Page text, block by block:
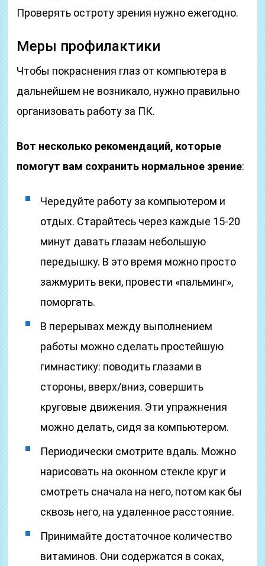
Проверять остроту зрения нужно ежегодно.
Меры профилактики
Чтобы покраснения глаз от компьютера в
дальнейшем не возникало, нужно правильно
организовать работу за ПК.
Вот несколько рекомендаций, которые
помогут вам сохранить нормальное зрение:
Чередуйте работу за компьютером и
отдых. Старайтесь через каждые 15-20
минут давать глазам небольшую
передышку. В это время можно просто
зажмурить веки, провести «пальминг»,
поморгать.
В перерывах между выполнением
работы можно сделать простейшую
гимнастику: поводить глазами в
стороны, вверх/вниз, совершить
круговые движения. Эти упражнения
можно делать, сидя за компьютером.
Периодически смотрите вдаль. Можно
нарисовать на оконном стекле круг и
смотреть сначала на него, потом как бы
сквозь него, на удаленное расстояние.
Принимайте достаточное количество
витаминов. Они содержатся в соках,